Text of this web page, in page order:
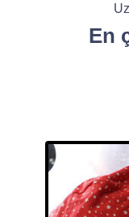
En